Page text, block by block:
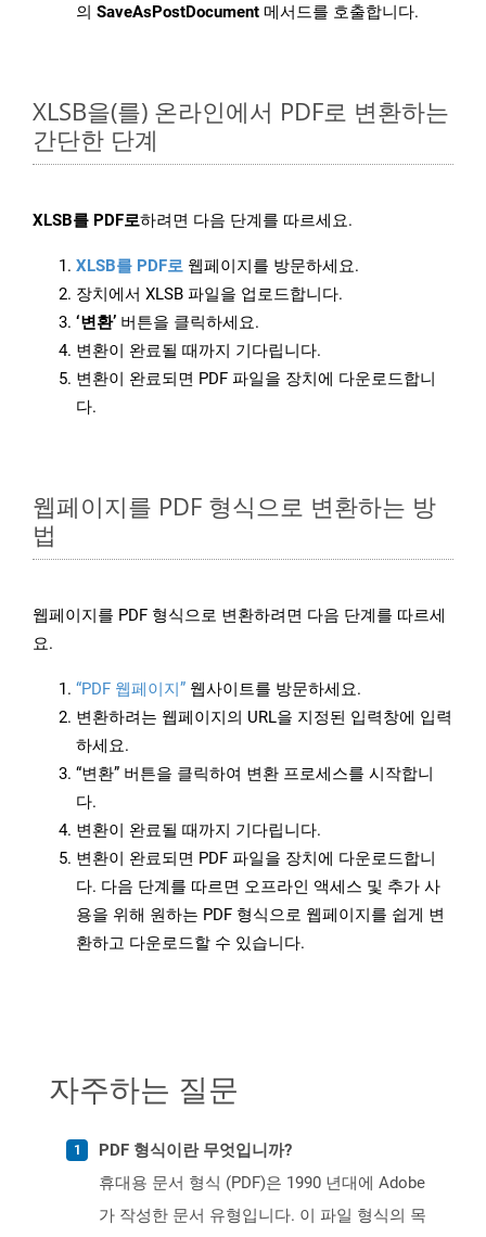
의 SaveAsPostDocument 메서드를 호출합니다.
XLSB을(를) 온라인에서 PDF로 변환하는
간단한 단계
XLSB를 PDF로하려면 다음 단계를 따르세요.
XLSB를 PDF로 웹페이지를 방문하세요.
장치에서 XLSB 파일을 업로드합니다.
‘변환’ 버튼을 클릭하세요.
변환이 완료될 때까지 기다립니다.
변환이 완료되면 PDF 파일을 장치에 다운로드합니
다.
웹페이지를 PDF 형식으로 변환하는 방
법
웹페이지를 PDF 형식으로 변환하려면 다음 단계를 따르세
요.
“PDF 웹페이지” 웹사이트를 방문하세요.
변환하려는 웹페이지의 URL을 지정된 입력창에 입력
하세요.
“변환” 버튼을 클릭하여 변환 프로세스를 시작합니
다.
변환이 완료될 때까지 기다립니다.
변환이 완료되면 PDF 파일을 장치에 다운로드합니
다. 다음 단계를 따르면 오프라인 액세스 및 추가 사
용을 위해 원하는 PDF 형식으로 웹페이지를 쉽게 변
환하고 다운로드할 수 있습니다.
자주하는 질문
PDF 형식이란 무엇입니까?
휴대용 문서 형식 (PDF)은 1990 년대에 Adobe
가 작성한 문서 유형입니다. 이 파일 형식의 목